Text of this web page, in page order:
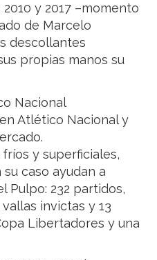
y 2017 –momento
de Marcelo
descollantes
propias manos su
Atlético Nacional y
y superficiales,
caso ayudan a
Pulpo: 232 partidos,
invictas y 13
Libertadores y una